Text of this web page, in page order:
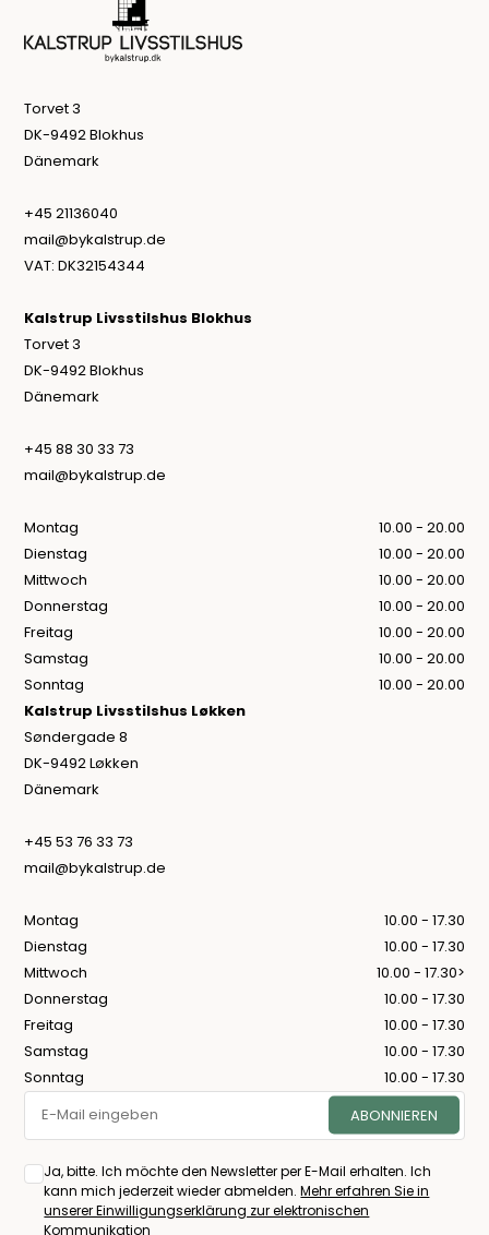
Torvet 3
DK-9492 Blokhus
Dänemark
+45 21136040
mail@bykalstrup.de
VAT: DK32154344
Kalstrup Livsstilshus Blokhus
Torvet 3
DK-9492 Blokhus
Dänemark
+45 88 30 33 73
mail@bykalstrup.de
Montag
10.00 - 20.00
Dienstag
10.00 - 20.00
Mittwoch
10.00 - 20.00
Donnerstag
10.00 - 20.00
Freitag
10.00 - 20.00
Samstag
10.00 - 20.00
Sonntag
10.00 - 20.00
Kalstrup Livsstilshus Løkken
Søndergade 8
DK-9492 Løkken
Dänemark
+45 53 76 33 73
mail@bykalstrup.de
Montag
10.00 - 17.30
Dienstag
10.00 - 17.30
Mittwoch
10.00 - 17.30>
Donnerstag
10.00 - 17.30
Freitag
10.00 - 17.30
Samstag
10.00 - 17.30
Sonntag
10.00 - 17.30
Ja, bitte. Ich möchte den Newsletter per E-Mail erhalten. Ich
kann mich jederzeit wieder abmelden.Mehr erfahren Sie in
unserer Einwilligungserklärung zur elektronischen
Kommunikation